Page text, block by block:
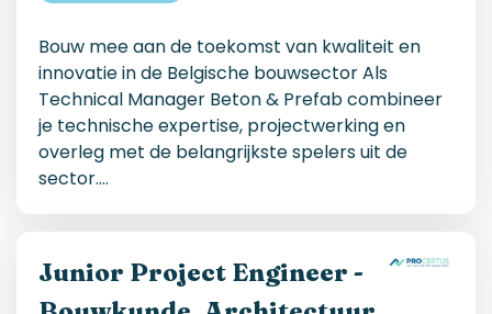
Bouw mee aan de toekomst van kwaliteit en
innovatie in de Belgische bouwsector Als
Technical Manager Beton & Prefab combineer
je technische expertise, projectwerking en
overleg met de belangrijkste spelers uit de
sector....
Junior Project Engineer -